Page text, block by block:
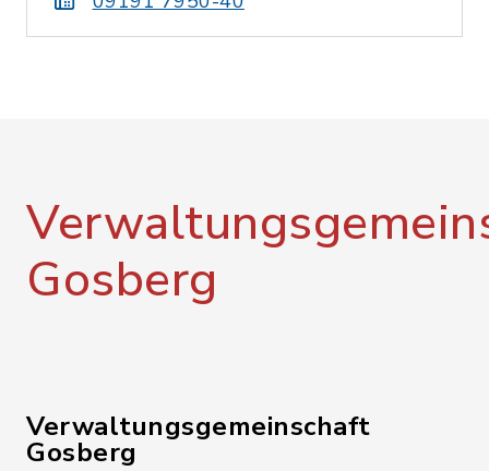
Gosberg
Verwaltungsgemeinschaft
Gosberg